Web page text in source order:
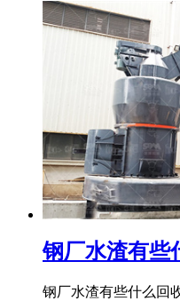
钢厂水渣有些
钢厂水渣有些什么回